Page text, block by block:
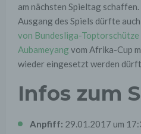
am nächsten Spieltag
Ausgang des Spiels dürfte
von Bundesliga-
Aubameyang vom Afrika-Cup
wieder eingesetzt werden
Infos zum
Anpfiff: 29.01.2017 um